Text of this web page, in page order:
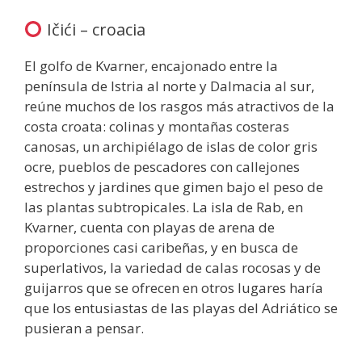
Ičići – croacia
El golfo de Kvarner, encajonado entre la
península de Istria al norte y Dalmacia al sur,
reúne muchos de los rasgos más atractivos de la
costa croata: colinas y montañas costeras
canosas, un archipiélago de islas de color gris
ocre, pueblos de pescadores con callejones
estrechos y jardines que gimen bajo el peso de
las plantas subtropicales. La isla de Rab, en
Kvarner, cuenta con playas de arena de
proporciones casi caribeñas, y en busca de
superlativos, la variedad de calas rocosas y de
guijarros que se ofrecen en otros lugares haría
que los entusiastas de las playas del Adriático se
pusieran a pensar.